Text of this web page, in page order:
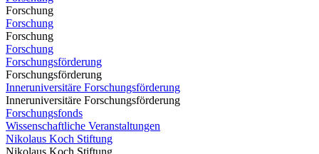
Forschung
Forschung
Forschung
Forschung
Forschungsförderung
Forschungsförderung
Inneruniversitäre Forschungsförderung
Inneruniversitäre Forschungsförderung
Forschungsfonds
Wissenschaftliche Veranstaltungen
Nikolaus Koch Stiftung
Nikolaus Koch Stiftung